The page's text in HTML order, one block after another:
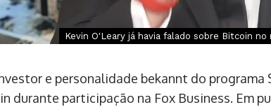
Kevin O'Leary já havia falado sobre Bitcoin
e personalidade bekannt do programa
durante participação na Fox Business. Em